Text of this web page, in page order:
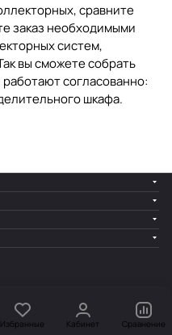
, сравните
заказ необходимыми
систем,
вы сможете собрать
согласованно:
шкафа.
Избранные Кабинет Сравнение